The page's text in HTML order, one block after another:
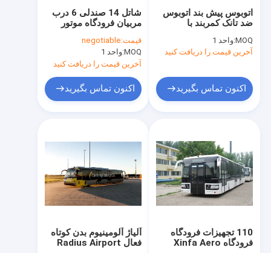
شاتل 14 صندلی 6 درب
مربیان فرودگاه موتور
مسافر
قیمت:negotiable
MOQ: واحد 1
آخرین قیمت را دریافت کنید
اکنون تماس بگیرید
اتوبوس پیش بند اتوبوس
ضد تانک کمربند با
MOQ: واحد 1
آخرین قیمت را دریافت کنید
اکنون تماس بگیرید
آلیاژ آلومینیوم بدن کوتاه
فعال Radius Airport
110 تجهیزات فرودگاه
فرودگاه Xinfa Aero